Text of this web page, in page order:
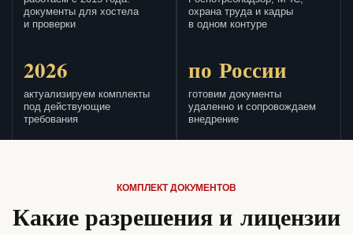
документы для хостела
и проверки
охрана труда и кадры
в одном контуре
2026
актуализируем комплекты
под действующие
требования
по России
готовим документы
удаленно и сопровождаем
внедрение
КОМПЛЕКТ ДОКУМЕНТОВ
Какие разрешения и лицензии